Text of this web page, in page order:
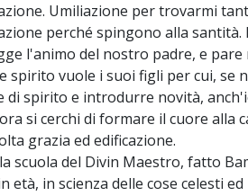
Umiliazione per trovarmi
perché spingono alla
l'animo del nostro padre, e
spirito vuole i suoi figli per cui, se
di spirito e introdurre novità,
si cerchi di formare il cuore alla
grazia ed edificazione.
scuola del Divin Maestro, fatto
età, in scienza delle cose celesti